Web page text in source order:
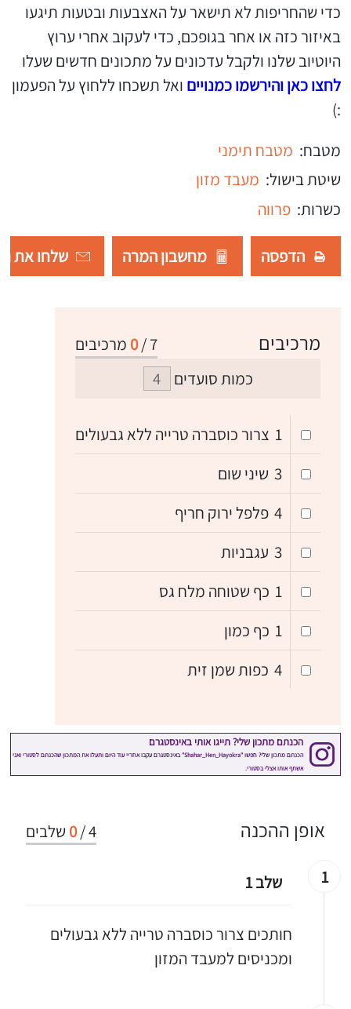
כדי שהחריפות לא תישאר על האצבעות ובטעות תיגעו
באיזור כזה או אחר בגופכם, כדי לעקוב אחרי ערוץ
היוטיוב שלנו ולקבל עדכונים על מתכונים חדשים שעלו
לחצו כאן והירשמו כמנויים ואל תשכחו ללחוץ על הפעמון
:)
מטבח: מטבח תימני
שיטת בישול: מעבד מזון
כשרות: פרווה
הדפסה מחשבון המרה שלחו את
7
/
0 מרכיבים מרכיבים
כמות סועדים
1 צרור כוסברה טרייה ללא גבעולים
3 שיני שום
4 פלפל ירוק חריף
3 עגבניות
1 כף שטוחה מלח גס
1 כף כמון
4 כפות שמן זית
4
/
0 שלבים אופן ההכנה
1 שלב 1
חותכים צרור כוסברה טרייה ללא גבעולים
ומכניסים למעבד המזון